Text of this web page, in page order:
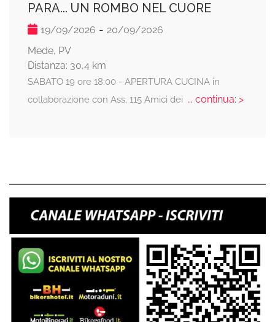
PARA... UN ROMBO NEL CUORE
19/09/2026 - 20/09/2026
Mede, PV
Distanza: 30,4 km
SABATO 19 ore 18:00 - APERTURA CUCINA in
collaborazione con Ass. 115 Amici dei ... continua: >